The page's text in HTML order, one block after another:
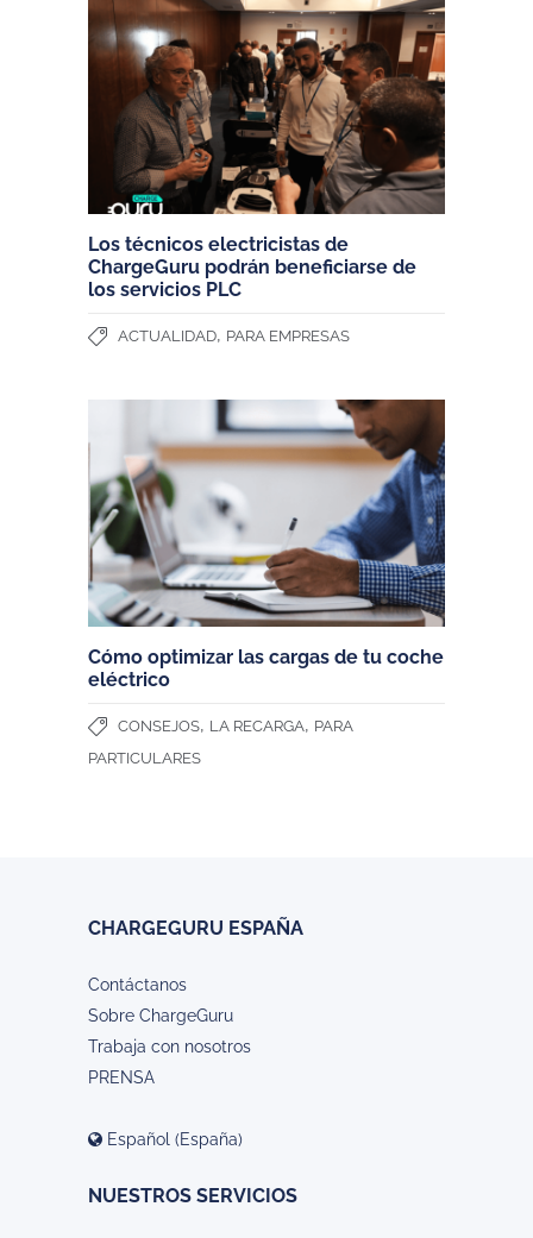
Los técnicos electricistas de
ChargeGuru podrán beneficiarse de
los servicios PLC
ACTUALIDAD, PARA EMPRESAS
Cómo optimizar las cargas de tu coche
eléctrico
CONSEJOS, LA RECARGA, PARA
PARTICULARES
CHARGEGURU ESPAÑA
Contáctanos
Sobre ChargeGuru
Trabaja con nosotros
PRENSA
Español (España)
NUESTROS SERVICIOS